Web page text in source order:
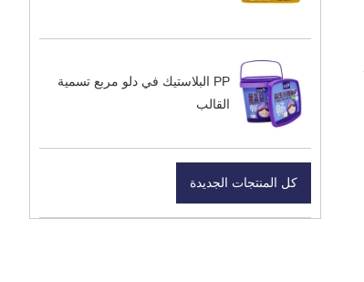
PP البلاستيك في دلو مربع تسمية
القالب
كل المنتجات الجديدة